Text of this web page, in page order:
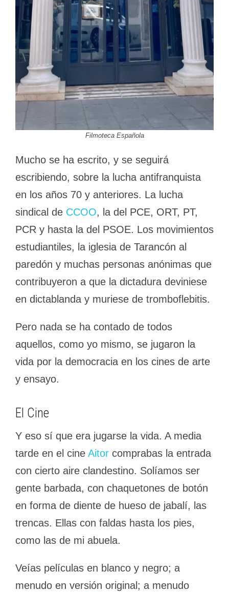
Filmoteca Española
Mucho se ha escrito, y se seguirá
escribiendo, sobre la lucha antifranquista
en los años 70 y anteriores. La lucha
sindical de CCOO, la del PCE, ORT, PT,
PCR y hasta la del PSOE. Los movimientos
estudiantiles, la iglesia de Tarancón al
paredón y muchas personas anónimas que
contribuyeron a que la dictadura deviniese
en dictablanda y muriese de tromboflebitis.
Pero nada se ha contado de todos
aquellos, como yo mismo, se jugaron la
vida por la democracia en los cines de arte
y ensayo.
El Cine
Y eso sí que era jugarse la vida. A media
tarde en el cine Aitor comprabas la entrada
con cierto aire clandestino. Solíamos ser
gente barbada, con chaquetones de botón
en forma de diente de hueso de jabalí, las
trencas. Ellas con faldas hasta los pies,
como las de mi abuela.
Veías películas en blanco y negro; a
menudo en versión original; a menudo